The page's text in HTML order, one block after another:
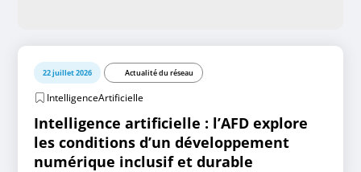
22 juillet 2026 Actualité du réseau
IntelligenceArtificielle
Intelligence artificielle : l’AFD explore
les conditions d’un développement
numérique inclusif et durable